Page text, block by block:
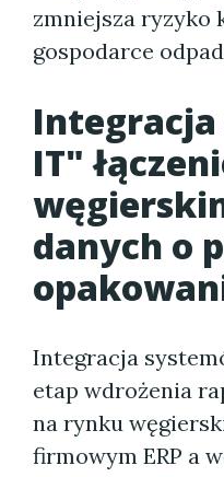
zmniejsza ryzyko
gospodarce
IT"
danych o
Integracja
etap wdrożenia
na rynku
firmowym ERP a